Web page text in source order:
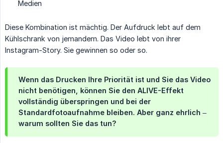
Medien
Diese Kombination ist mächtig. Der Aufdruck lebt auf dem
Kühlschrank von jemandem. Das Video lebt von ihrer
Instagram-Story. Sie gewinnen so oder so.
Wenn das Drucken Ihre Priorität ist und Sie das Video
nicht benötigen, können Sie den ALIVE-Effekt
vollständig überspringen und bei der
Standardfotoaufnahme bleiben. Aber ganz ehrlich –
warum sollten Sie das tun?